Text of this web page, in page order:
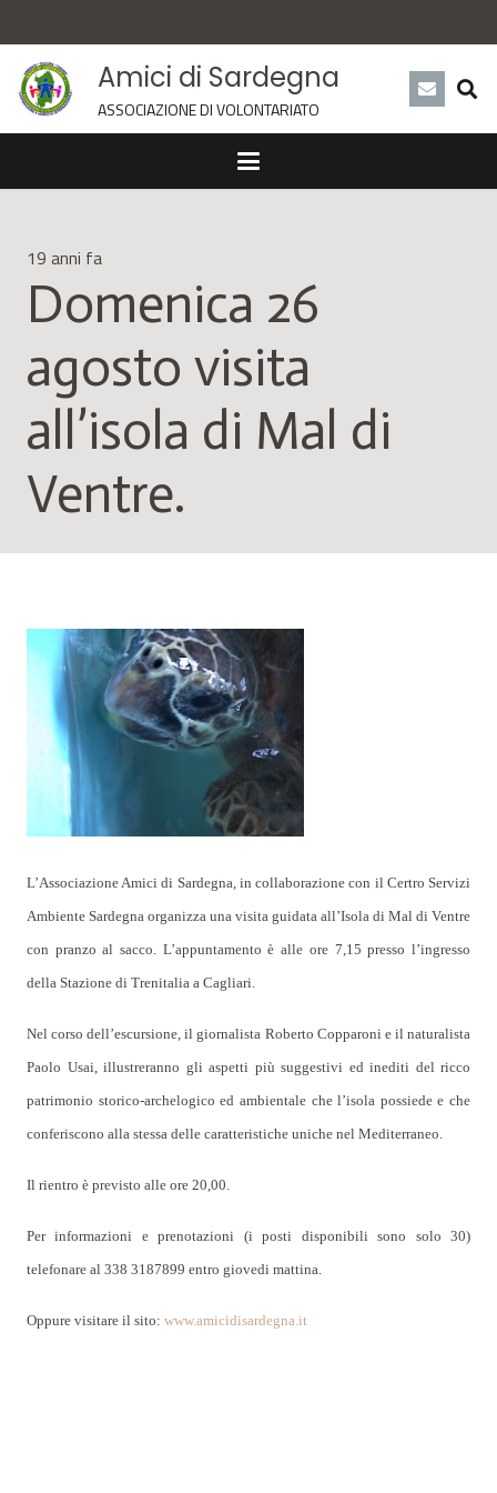
Amici di Sardegna
ASSOCIAZIONE DI VOLONTARIATO
19 anni fa
Domenica 26
agosto visita
all’isola di Mal di
Ventre.
L’Associazione Amici di Sardegna, in collaborazione con il Certro Servizi
Ambiente Sardegna organizza una visita guidata all’Isola di Mal di Ventre
con pranzo al sacco. L’appuntamento è alle ore 7,15 presso l’ingresso
della Stazione di Trenitalia a Cagliari.
Nel corso dell’escursione, il giornalista Roberto Copparoni e il naturalista
Paolo Usai, illustreranno gli aspetti più suggestivi ed inediti del ricco
patrimonio storico-archelogico ed ambientale che l’isola possiede e che
conferiscono alla stessa delle caratteristiche uniche nel Mediterraneo.
Il rientro è previsto alle ore 20,00.
Per informazioni e prenotazioni (i posti disponibili sono solo 30)
telefonare al 338 3187899 entro giovedi mattina.
Oppure visitare il sito: www.amicidisardegna.it